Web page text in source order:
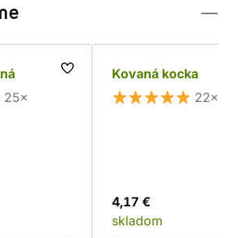
25×
Kovaná kocka
22×
4,17 €
skladom